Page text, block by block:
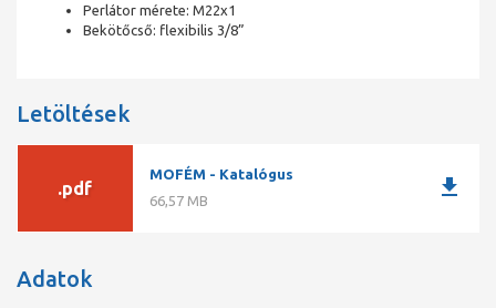
Perlátor mérete: M22x1
Bekötőcső: flexibilis 3/8”
Letöltések
.pdf
MOFÉM - Katalógus
66,57 MB
download
Adatok